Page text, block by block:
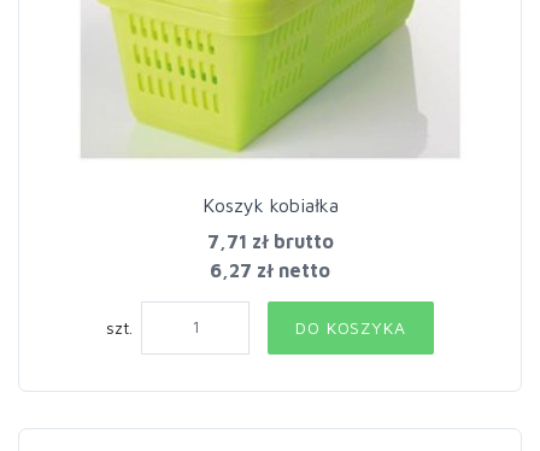
Koszyk kobiałka
7,71 złbrutto
6,27 zł netto
szt. DO KOSZYKA